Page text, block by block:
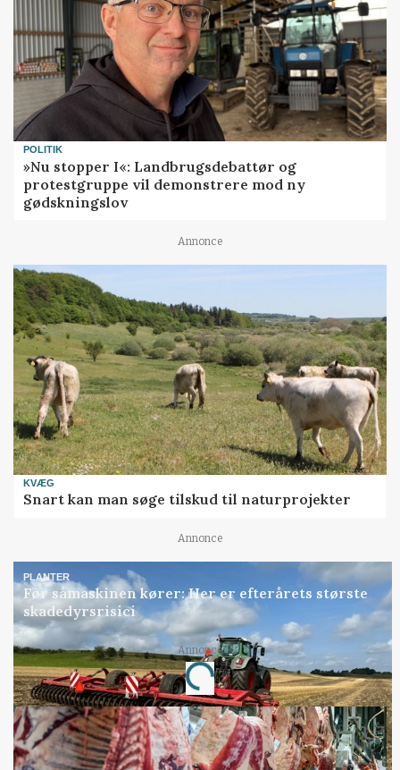
POLITIK
»Nu stopper I«: Landbrugsdebattør og
protestgruppe vil demonstrere mod ny
gødskningslov
Annonce
KVÆG
Snart kan man søge tilskud til naturprojekter
Annonce
PLANTER
Før såmaskinen kører: Her er efterårets største
skadedyrsrisici
Annonce
Loading...